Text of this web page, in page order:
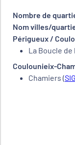
Nombre de
Nom villes/
Périgueux /
La Boucle de
Coulounieix-
Chamiers (